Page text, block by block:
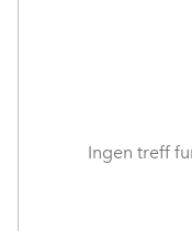
Ingen treff